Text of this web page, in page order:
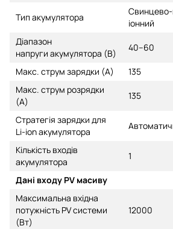
Тип акумулятора
Свинцево-
іонний
Діапазон
напруги акумулятора (В)
40–60
Макс. струм зарядки (А)
135
Макс. струм розрядки
(А)
135
Стратегія зарядки для
Li-ion акумулятора
Кількість входів
акумулятора
1
Дані входу PV масиву
Максимальна вхідна
потужність PV системи
(Вт)
12000